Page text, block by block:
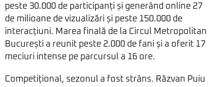
peste 30.000 de participanți și generând online 27
de milioane de vizualizări și peste 150.000 de
interacțiuni. Marea finală de la Circul Metropolitan
București a reunit peste 2.000 de fani și a oferit 17
meciuri intense pe parcursul a 16 ore.
Competițional, sezonul a fost strâns. Răzvan Puiu